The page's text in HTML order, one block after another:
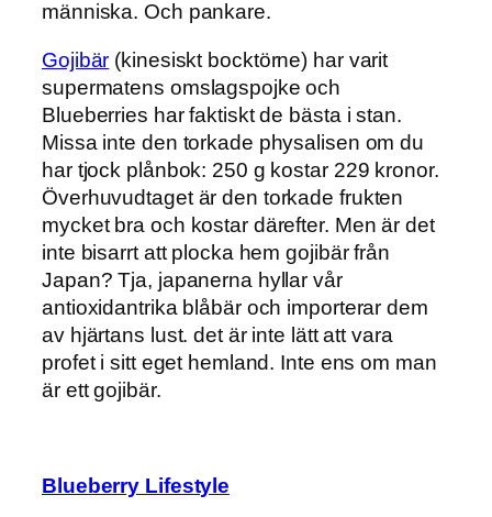
människa. Och pankare.
Gojibär (kinesiskt bocktörne) har varit
supermatens omslagspojke och
Blueberries har faktiskt de bästa i stan.
Missa inte den torkade physalisen om du
har tjock plånbok: 250 g kostar 229 kronor.
Överhuvudtaget är den torkade frukten
mycket bra och kostar därefter. Men är det
inte bisarrt att plocka hem gojibär från
Japan? Tja, japanerna hyllar vår
antioxidantrika blåbär och importerar dem
av hjärtans lust. det är inte lätt att vara
profet i sitt eget hemland. Inte ens om man
är ett gojibär.
Blueberry Lifestyle